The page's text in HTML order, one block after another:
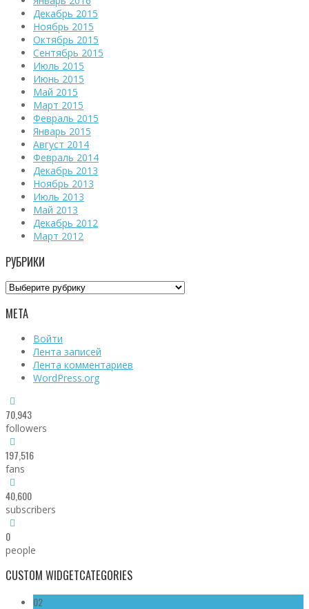
Декабрь 2015
Ноябрь 2015
Октябрь 2015
Сентябрь 2015
Июль 2015
Июнь 2015
Май 2015
Март 2015
Февраль 2015
Январь 2015
Август 2014
Февраль 2014
Декабрь 2013
Ноябрь 2013
Июль 2013
Май 2013
Декабрь 2012
Март 2012
РУБРИКИ
Рубрики
МЕТА
Войти
Лента записей
Лента комментариев
WordPress.org
70,943
followers
197,516
fans
40,600
subscribers
0
people
CUSTOM WIDGETCATEGORIES
02